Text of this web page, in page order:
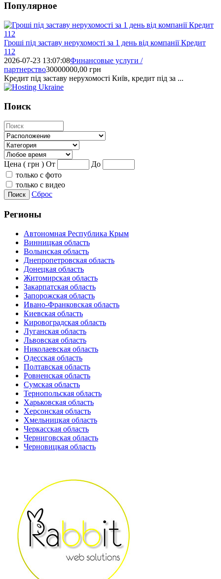
Популярное
Гроші під заставу нерухомості за 1 день від компанії Кредит
112
2026-07-23 13:07:08Финансовые услуги /
партнерство30000000,00 грн
Кредит під заставу нерухомості Київ, кредит під за ...
Поиск
Цена ( грн ) От
До
только с фото
только с видео
Поиск Сброс
Регионы
Автономная Республика Крым
Винницкая область
Волынская область
Днепропетровская область
Донецкая область
Житомирская область
Закарпатская область
Запорожская область
Ивано-Франковская область
Киевская область
Кировоградская область
Луганская область
Львовская область
Николаевская область
Одесская область
Полтавская область
Ровненская область
Сумская область
Тернопольская область
Харьковская область
Херсонская область
Хмельницкая область
Черкасская область
Черниговская область
Черновицкая область